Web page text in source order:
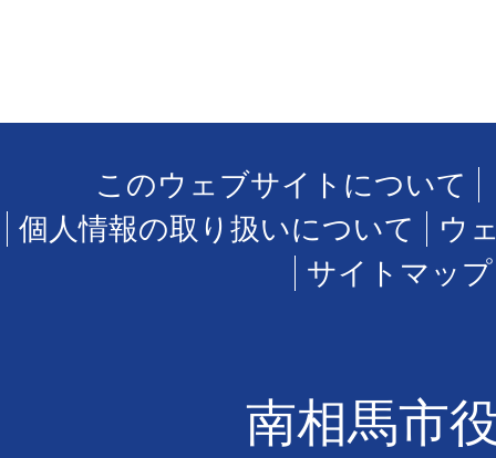
このウェブサイトについて
個人情報の取り扱いについて
ウ
サイトマップ
南相馬市